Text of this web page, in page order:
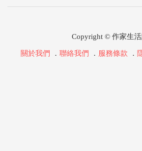
Copyright © 作家生
關於我們 ． 聯絡我們 ． 服務條款 ．